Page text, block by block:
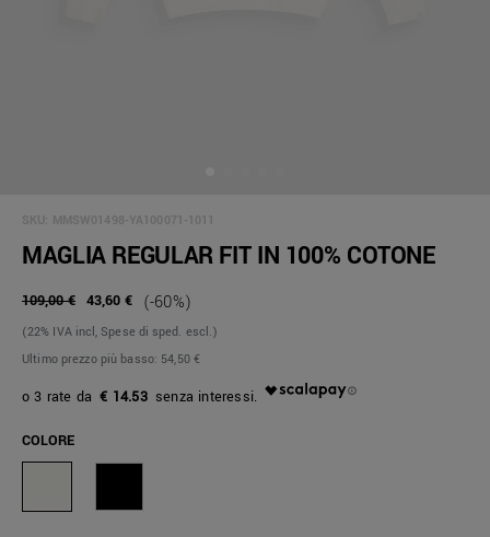
SKU: MMSW01498-YA100071-1011
MAGLIA REGULAR FIT IN 100% COTONE
109,00 € 43,60 € (-60%)
(22% IVA incl, Spese di sped. escl.)
Ultimo prezzo più basso: 54,50 €
€ 14.53
COLORE